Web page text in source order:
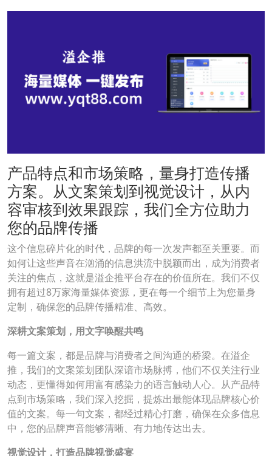
产品特点和市场策略，量身打造传播
方案。从文案策划到视觉设计，从内
容审核到效果跟踪，我们全方位助力
您的品牌传播
这个信息碎片化的时代，品牌的每一次发声都至关重要。而
如何让这些声音在汹涌的信息洪流中脱颖而出，成为消费者
关注的焦点，这就是溢企推平台存在的价值所在。我们不仅
拥有超过8万家海量媒体资源，更在每一个细节上为您量身
定制，确保您的品牌传播精准、高效。
深耕文案策划，用文字唤醒共鸣
每一篇文案，都是品牌与消费者之间沟通的桥梁。在溢企
推，我们的文案策划团队深谙市场脉搏，他们不仅关注行业
动态，更懂得如何用富有感染力的语言触动人心。从产品特
点到市场策略，我们深入挖掘，提炼出最能体现品牌核心价
值的文案。每一句文案，都经过精心打磨，确保在众多信息
中，您的品牌声音能够清晰、有力地传达出去。
视觉设计，打造品牌视觉盛宴